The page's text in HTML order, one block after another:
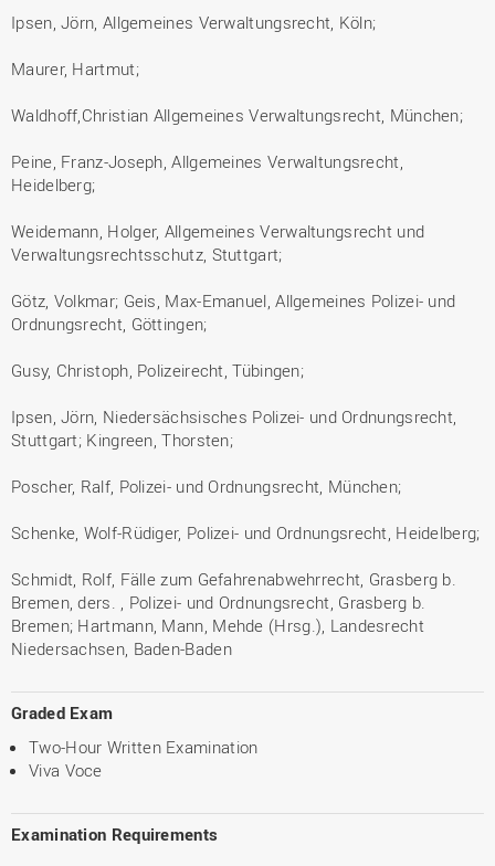
Ipsen, Jörn, Allgemeines Verwaltungsrecht, Köln;
Maurer, Hartmut;
Waldhoff,Christian Allgemeines Verwaltungsrecht, München;
Peine, Franz-Joseph, Allgemeines Verwaltungsrecht,
Heidelberg;
Weidemann, Holger, Allgemeines Verwaltungsrecht und
Verwaltungsrechtsschutz, Stuttgart;
Götz, Volkmar; Geis, Max-Emanuel, Allgemeines Polizei- und
Ordnungsrecht, Göttingen;
Gusy, Christoph, Polizeirecht, Tübingen;
Ipsen, Jörn, Niedersächsisches Polizei- und Ordnungsrecht,
Stuttgart; Kingreen, Thorsten;
Poscher, Ralf, Polizei- und Ordnungsrecht, München;
Schenke, Wolf-Rüdiger, Polizei- und Ordnungsrecht, Heidelberg;
Schmidt, Rolf, Fälle zum Gefahrenabwehrrecht, Grasberg b.
Bremen, ders. , Polizei- und Ordnungsrecht, Grasberg b.
Bremen; Hartmann, Mann, Mehde (Hrsg.), Landesrecht
Niedersachsen, Baden-Baden
Graded Exam
Two-Hour Written Examination
Viva Voce
Examination Requirements